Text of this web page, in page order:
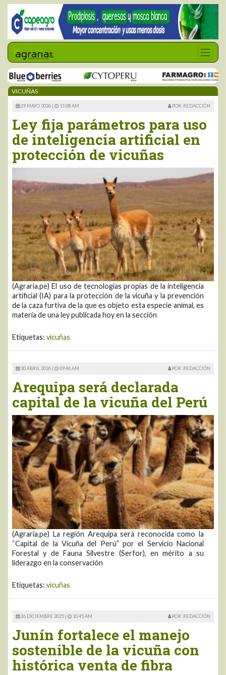
VICUÑAS
29 MAYO 2026 | 11:08 AM POR: REDACCIÓN
Ley fija parámetros para uso
de inteligencia artificial en
protección de vicuñas
(Agraria.pe) El uso de tecnologías propias de la inteligencia
artificial (IA) para la protección de la vicuña y la prevención
de la caza furtiva de la que es objeto esta especie animal, es
materia de una ley publicada hoy en la sección
Etiquetas: vicuñas
30 ABRIL 2026 | 09:46 AM POR: REDACCIÓN
Arequipa será declarada
capital de la vicuña del Perú
(Agraria.pe) La región Arequipa será reconocida como la
“Capital de la Vicuña del Perú” por el Servicio Nacional
Forestal y de Fauna Silvestre (Serfor), en mérito a su
liderazgo en la conservación
Etiquetas: vicuñas
26 DICIEMBRE 2025 | 10:45 AM POR: REDACCIÓN
Junín fortalece el manejo
sostenible de la vicuña con
histórica venta de fibra